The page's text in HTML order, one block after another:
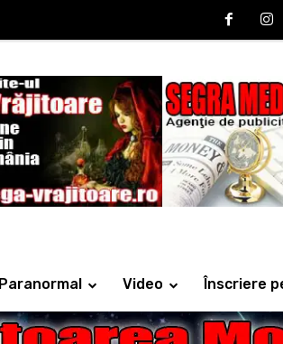
Paranormal Video Înscriere